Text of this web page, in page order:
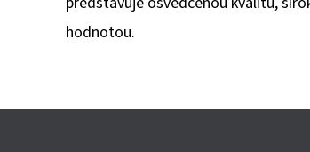
hodnotou.